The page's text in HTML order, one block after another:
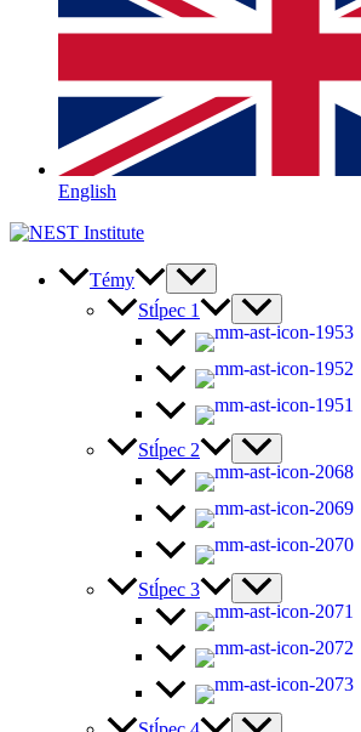
English
Témy
Stĺpec 1
Stĺpec 2
Stĺpec 3